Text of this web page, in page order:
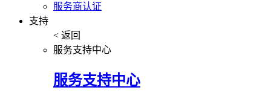
服务商认证
支持
< 返回
服务支持中心
服务支持中心